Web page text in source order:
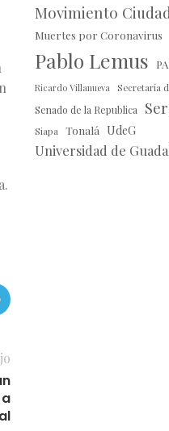
Movimiento
Muertes por Coronavirus
Pablo Lemus
Ricardo Villanueva Secretaría
Senado de la Republica
Siapa Tonalá UdeG
Universidad de